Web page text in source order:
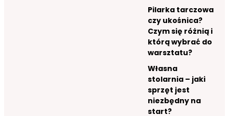
Pilarka tarczowa
czy ukośnica?
Czym się różnią i
którą wybrać do
warsztatu?
Własna
stolarnia – jaki
sprzęt jest
niezbędny na
start?